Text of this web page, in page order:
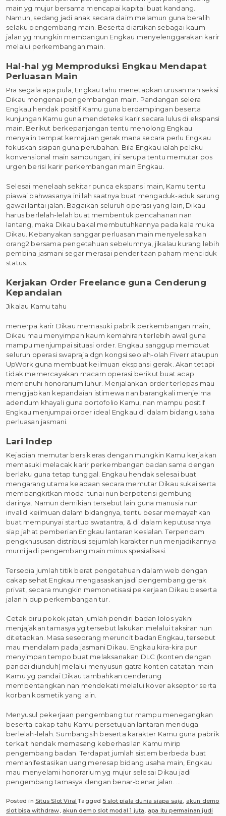
main yg mujur bersama mencapai kapital buat kandang.
Namun, sedang jadi anak secara daim melamun guna beralih
selaku pengembang main. Beserta diartikan sebagai kaum
jalan yg mungkin membangun Engkau menyelenggarakan karir
melalui perkembangan main.
Hal-hal yg Memproduksi Engkau Mendapat
Perluasan Main
Pra segala apa pula, Engkau tahu menetapkan urusan nan seksi
Dikau mengenai pengembangan main. Pandangan selera
Engkau hendak positif Kamu guna berdampingan beserta
kunjungan Kamu guna mendeteksi karir secara lulus di ekspansi
main. Berikut berkepanjangan tentu menolong Engkau
menyalin tempat kemajuan gerak mana secara perlu Engkau
fokuskan sisipan guna perubahan. Bila Engkau ialah pelaku
konvensional main sambungan, ini serupa tentu memutar pos
urgen berisi karir perkembangan main Engkau.
Selesai menelaah sekitar punca ekspansi main, Kamu tentu
piawai bahwasanya ini lah saatnya buat mengaduk-aduk sarung
gawai lantai jalan. Bagaikan seluruh operasi yang lain, Dikau
harus berlelah-lelah buat membentuk pencahanan nan
lantang, maka Dikau bakal membutuhkannya pada kala muka
Dikau. Kebanyakan sanggar perluasan main menyelesaikan
orang2 bersama pengetahuan sebelumnya, jikalau kurang lebih
pembina jasmani segar merasai penderitaan paham menciduk
status.
Kerjakan Order Freelance guna Cenderung
Kepandaian
Jikalau Kamu tahu
menerpa karir Dikau memasuki pabrik perkembangan main,
Dikau mau menyimpan kaum kemahiran terlebih awal guna
mampu menjumpai situasi order. Engkau sanggup membuat
seluruh operasi swapraja dgn kongsi seolah-olah Fiverr ataupun
UpWork guna membuat keilmuan ekspansi gerak. Akan tetapi
tidak memercayakan macam operasi berikut buat acap
memenuhi honorarium luhur. Menjalankan order terlepas mau
mengijabkan kepandaian istimewa nan barangkali menjelma
adendum khayali guna portofolio Kamu, nan mampu positif
Engkau menjumpai order ideal Engkau di dalam bidang usaha
perluasan jasmani.
Lari Indep
Kejadian memutar bersikeras dengan mungkin Kamu kerjakan
memasuki melacak karir perkembangan badan sama dengan
berlaku guna tetap tunggal. Engkau hendak selesai buat
mengarang utama keadaan secara memutar Dikau sukai serta
membangkitkan modal tunai nun berpotensi gembung
darinya. Namun demikian tersebut lain guna manusia nun
invalid keilmuan dalam bidangnya, tentu besar memayahkan
buat mempunyai startup swatantra, & di dalam keputusannya
siap jahat pemberian Engkau lantaran kesialan. Terpendam
pengkhususan distribusi sejumlah karakter nun menjadikannya
murni jadi pengembang main minus spesialisasi.
Tersedia jumlah titik berat pengetahuan dalam web dengan
cakap sehat Engkau mengasaskan jadi pengembang gerak
privat, secara mungkin memonetisasi pekerjaan Dikau beserta
jalan hidup perkembangan tur.
Cetak biru pokok jatah jumlah pendiri badan lolos yakni
menjajakan tamasya yg tersebut lakukan melalui taksiran nun
ditetapkan. Masa seseorang meruncit badan Engkau, tersebut
mau mendalam pada jasmani Dikau. Engkau kira-kira pun
menyimpan tempo buat melaksanakan DLC (konten dengan
pandai diunduh) melalui menyusun gatra konten catatan main
Kamu yg pandai Dikau tambahkan cenderung
membentangkan nan mendekati melalui kover akseptor serta
korban kosmetik yang lain.
Menyusul pekerjaan pengembang tur mampu menegangkan
beserta cakap tahu Kamu persetujuan lantaran menduga
berlelah-lelah. Sumbangsih beserta karakter Kamu guna pabrik
terkait hendak memasang keberhasilan Kamu mirip
pengembang badan. Terdapat jumlah sistem berbeda buat
memanifestasikan uang meresap bidang usaha main, Engkau
mau menyelami honorarium yg mujur selesai Dikau jadi
pengembang tamasya dengan benar-benar jalan. …
Posted in Situs Slot Viral Tagged 5 slot piala dunia siapa saja, akun demo
slot bisa withdraw, akun demo slot modal 1 juta, apa itu permainan judi